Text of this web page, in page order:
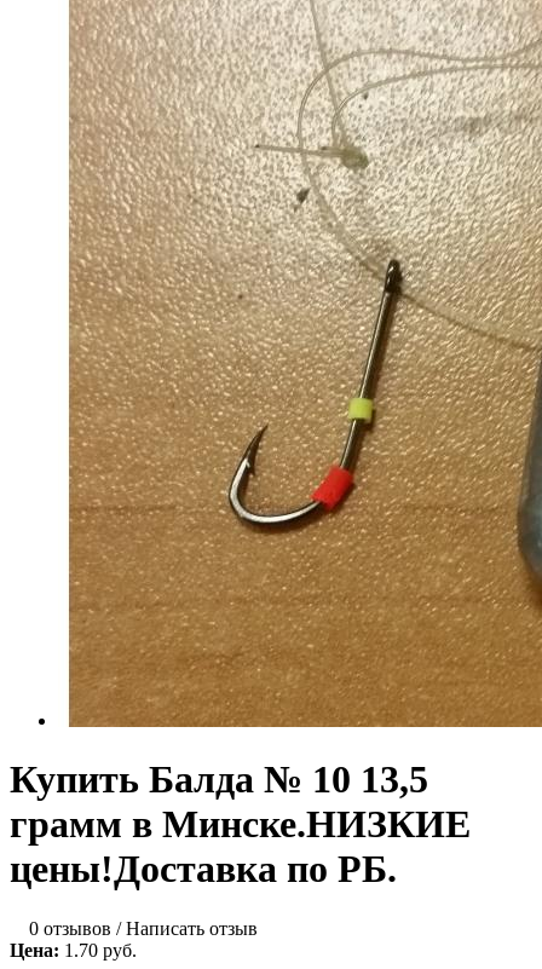
Купить Балда № 10 13,5
грамм в Минске.НИЗКИЕ
цены!Доставка по РБ.
0 отзывов /Написать отзыв
Цена: 1.70 руб.